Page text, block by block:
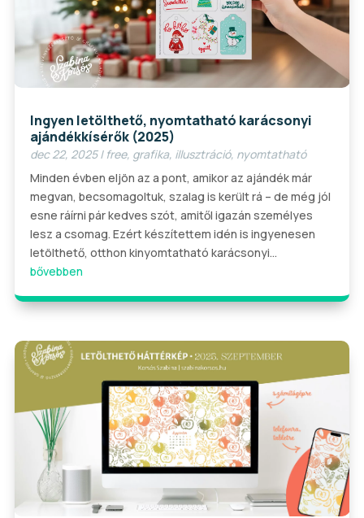
Ingyen letölthető, nyomtatható karácsonyi
ajándékkísérők (2025)
dec 22, 2025| free, grafika, illusztráció, nyomtatható
Minden évben eljön az a pont, amikor az ajándék már
megvan, becsomagoltuk, szalag is került rá – de még jól
esne ráírni pár kedves szót, amitől igazán személyes
lesz a csomag. Ezért készítettem idén is ingyenesen
letölthető, otthon kinyomtatható karácsonyi...
bővebben